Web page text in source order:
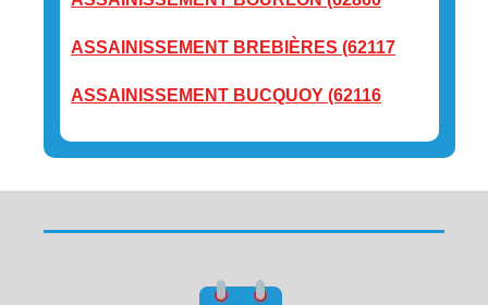
ASSAINISSEMENT BREBIÈRES (62117
ASSAINISSEMENT BUCQUOY (62116